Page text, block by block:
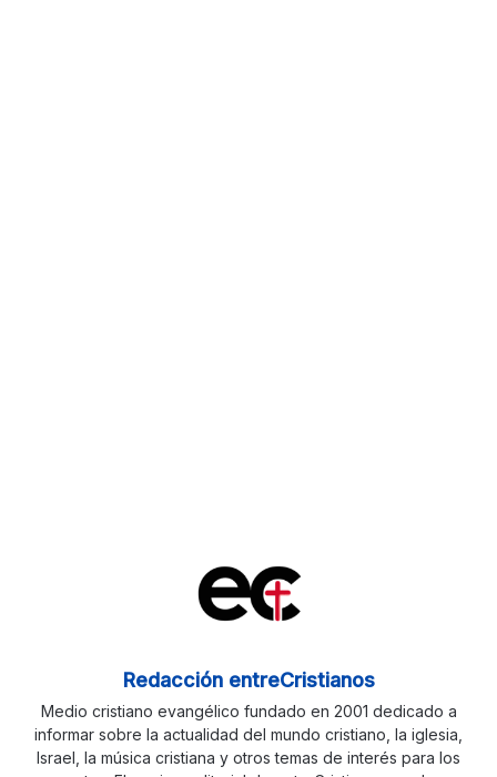
Redacción entreCristianos
Medio cristiano evangélico fundado en 2001 dedicado a
informar sobre la actualidad del mundo cristiano, la iglesia,
Israel, la música cristiana y otros temas de interés para los